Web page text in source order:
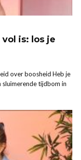
is: los je
over boosheid Heb je
tijdbom in